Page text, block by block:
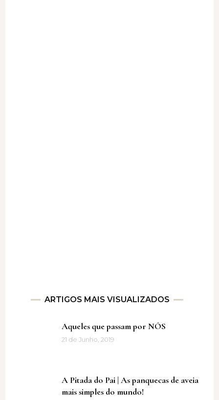
ARTIGOS MAIS VISUALIZADOS
Aqueles que passam por NÓS
21 de Junho, 2019
A Pitada do Pai | As panquecas de aveia
mais simples do mundo!